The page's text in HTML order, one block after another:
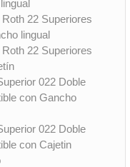
22 Superiores
lingual
22 Superiores
022 Doble
con Gancho
022 Doble
con Cajetin